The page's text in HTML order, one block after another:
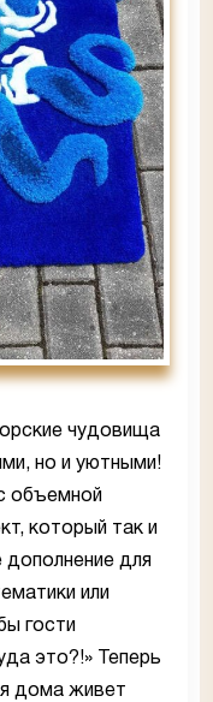
чудовища
но и уютными!
объемной
который так и
дополнение для
или
гости
это?!» Теперь
дома живет